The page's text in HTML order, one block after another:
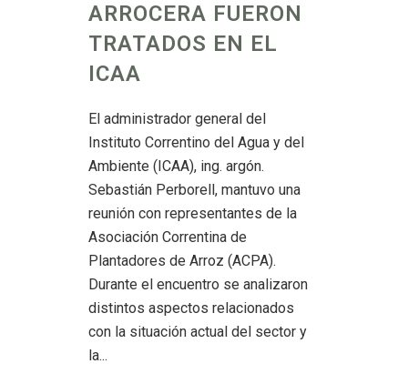
ARROCERA FUERON
TRATADOS EN EL
ICAA
El administrador general del
Instituto Correntino del Agua y del
Ambiente (ICAA), ing. argón.
Sebastián Perborell, mantuvo una
reunión con representantes de la
Asociación Correntina de
Plantadores de Arroz (ACPA).
Durante el encuentro se analizaron
distintos aspectos relacionados
con la situación actual del sector y
la...